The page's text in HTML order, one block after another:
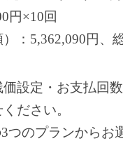
円×10回
：5,362,090円、
設定・お支払回
ださい。
つのプランからお